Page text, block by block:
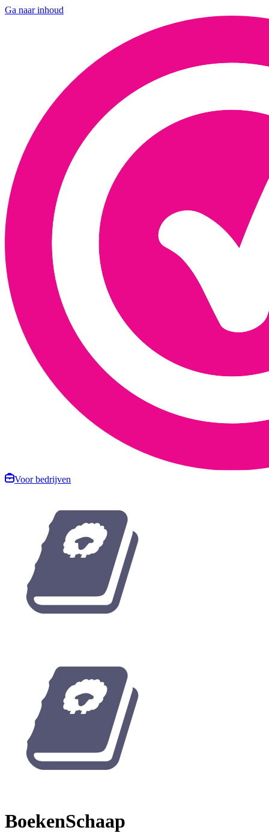
Ga naar inhoud
Voor bedrijven
BoekenSchaap